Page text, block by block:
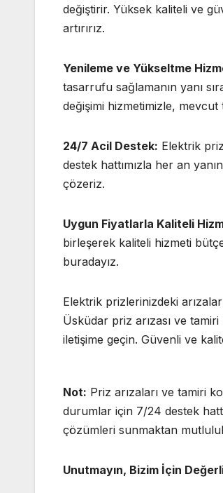
değiştirir. Yüksek kaliteli ve
artırırız.
Yenileme ve Yükseltme
tasarrufu sağlamanın yanı
değişimi hizmetimizle, mevcut
24/7 Acil Destek: Elektrik
destek hattımızla her an
çözeriz.
Uygun Fiyatlarla Kaliteli
birleşerek kaliteli hizmeti
buradayız.
Elektrik prizlerinizdeki
Üsküdar priz arızası ve
iletişime geçin. Güvenli ve
Not: Priz arızaları ve tamiri
durumlar için 7/24 destek
çözümleri sunmaktan
Unutmayın, Bizim İçin